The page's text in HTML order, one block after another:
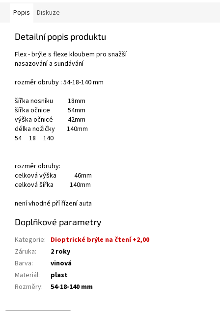
Popis Diskuze
Detailní popis produktu
Flex - brýle s flexe kloubem pro snažší
nasazování a sundávání
rozměr obruby : 54-18-140 mm
šířka nosníku 18mm
šířka očnice 54mm
výška očnicé 42mm
délka nožičky 140mm
54 18 140
rozměr obruby:
celková výška 46mm
celková šířka 140mm
není vhodné pří řízení auta
Doplňkové parametry
Kategorie: Dioptrické brýle na čtení +2,00
Záruka:
2 roky
Barva:
vinová
Materiál:
plast
Rozměry: 54-18-140 mm